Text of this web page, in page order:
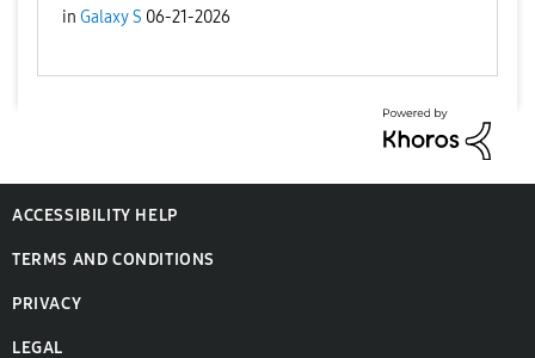
in Galaxy S 06-21-2026
ACCESSIBILITY HELP
TERMS AND CONDITIONS
PRIVACY
LEGAL